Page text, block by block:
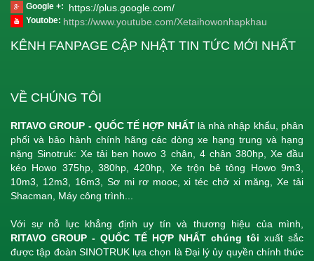
Google +: https://plus.google.com/
Youtobe: https://www.youtube.com/Xetaihowonhapkhau
KÊNH FANPAGE CẬP NHẬT TIN TỨC MỚI NHẤT
VỀ CHÚNG TÔI
RITAVO GROUP - QUỐC TẾ HỢP NHẤT là nhà nhập khẩu, phân
phối và bảo hành chính hãng các dòng xe hạng trung và hạng
nặng Sinotruk: Xe tải ben howo 3 chân, 4 chân 380hp, Xe đầu
kéo Howo 375hp, 380hp, 420hp, Xe trộn bê tông Howo 9m3,
10m3, 12m3, 16m3, Sơ mi rơ mooc, xi téc chở xi măng, Xe tải
Shacman, Máy công trình...
Với sự nỗ lực khẳng định uy tín và thương hiệu của mình,
RITAVO GROUP - QUỐC TẾ HỢP NHẤT chúng tôi xuất sắc
được tập đoàn SINOTRUK lựa chọn là Đại lý ủy quyền chính thức